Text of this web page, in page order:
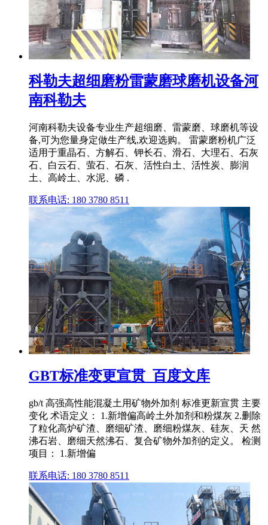
科勒夫超细磨粉雷蒙磨球磨机设备河
南科勒夫
河南科勒夫设备专业生产超细磨、雷蒙磨、球磨机等设
备,可为您量身定做生产线,欢迎选购。 雷蒙磨粉机广泛
适用于重晶石、方解石、钾长石、滑石、大理石、石灰
石、白云石、萤石、石灰、活性白土、活性炭、膨润
土、高岭土、水泥、磷 .
联系电话: 180 3780 8511
GBT标准变更宣贯_百度文库
gb/t 高强高性能混凝土用矿物外加剂 标准更新宣贯 主要
变化 术语定义： 1.新增偏高岭土外加剂和粉煤灰 2.删除
了粒化高炉矿渣、磨细矿渣、磨细粉煤灰、硅灰、天 然
沸石岩、磨细天然沸石、复合矿物外加剂的定义。 检测
项目： 1.新增偏
联系电话: 180 3780 8511